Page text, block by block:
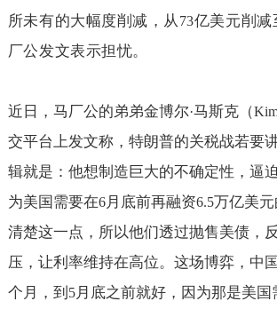
所未有的大幅度削减，从 73亿美元削减
厂公发文表示担忧。
近日，马厂公的弟弟金博尔·马斯克（
交平台上发文称，特朗普的关税战若要
辑就是：他想制造巨大的不确定性，逼
为美国需要在6月底前再融资6.5万亿美
清楚这一点，所以他们透过抛售美债，
压，让利率维持在高位。这场博弈，中
个月，到 5月底之前就好，因为那是美国